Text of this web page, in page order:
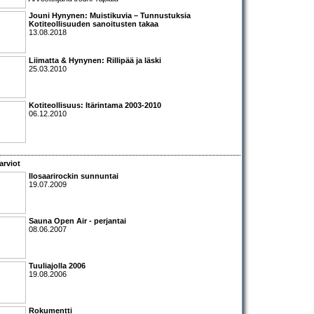
Jouni Hynynen: Muistikuvia – Tunnustuksia
Kotiteollisuuden sanoitusten takaa
13.08.2018
Liimatta & Hynynen: Rillipää ja läski
25.03.2010
Kotiteollisuus: Itärintama 2003-2010
06.12.2010
Ilosaarirockin sunnuntai
19.07.2009
Sauna Open Air - perjantai
08.06.2007
Tuuliajolla 2006
19.08.2006
Rokumentti